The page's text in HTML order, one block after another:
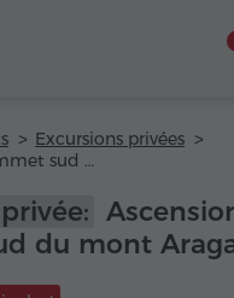
Excursions privées
Ascension du sommet sud du mont Aragats
du mont